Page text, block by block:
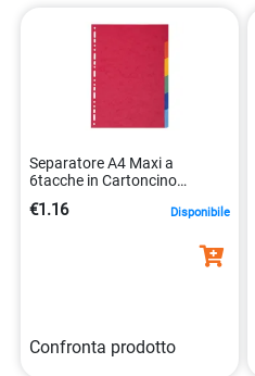
Separatore A4 Maxi a
6tacche in Cartoncino
3130630021063
€1.16 Disponibile
Confronta prodotto